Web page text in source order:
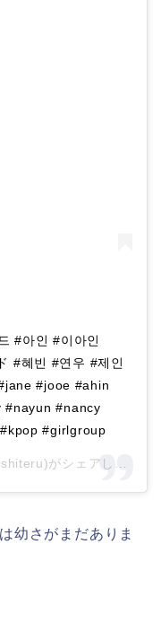
#아인 #이아인
#혜빈 #연우 #제인
#jooe #ahin
#nayun #nancy
#girlgroup
がシェアした投稿 –
幼さがまだありま